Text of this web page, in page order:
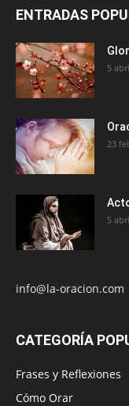
ENTRADAS
5
23
5
info@la-oracion.com
CATEGORÍA
Frases y Reflexiones
Cómo Orar